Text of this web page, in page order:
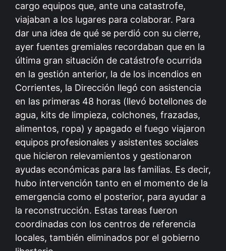
cargo equipos que, ante una catastrofe,
viajaban a los lugares para colaborar. Para
dar una idea de qué se perdió con su cierre,
ayer fuentes gremiales recordaban que en la
última gran situación de catástrofe ocurrida
en la gestión anterior, la de los incendios en
Corrientes, la Dirección llegó con asistencia
en las primeras 48 horas (llevó botellones de
agua, kits de limpieza, colchones, frazadas,
alimentos, ropa) y apagado el fuego viajaron
equipos profesionales y asistentes sociales
que hicieron relevamientos y gestionaron
ayudas económicas para las familias. Es decir,
hubo intervención tanto en el momento de la
emergencia como el posterior, para ayudar a
la reconstrucción. Estas tareas fueron
coordinadas con los centros de referencia
locales, también eliminados por el gobierno